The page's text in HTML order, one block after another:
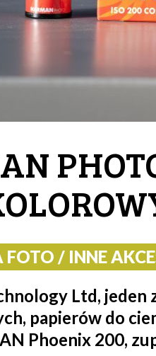
FOTO / INNE
Ltd, jeden
papierów do
Phoenix 200,